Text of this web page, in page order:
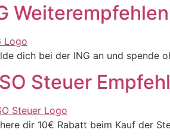
Weiterempfehlen
dich bei der ING an und spende
Steuer
dir 10€ Rabatt beim Kauf der